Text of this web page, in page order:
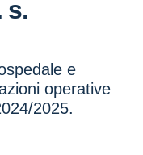
s.
e
operative
2025.